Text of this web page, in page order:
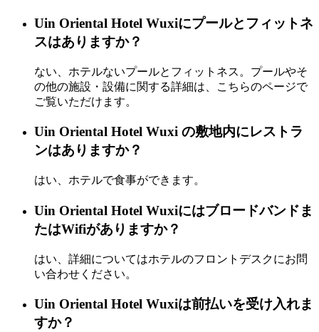
Uin Oriental Hotel Wuxiにプールとフィットネ
スはありますか？
ない、ホテルないプールとフィットネス。プールやそ
の他の施設・設備に関する詳細は、こちらのページで
ご覧いただけます。
Uin Oriental Hotel Wuxi の敷地内にレストラ
ンはありますか？
はい、ホテルで食事ができます。
Uin Oriental Hotel Wuxiにはブロードバンドま
たはWifiがありますか？
はい、詳細についてはホテルのフロントデスクにお問
い合わせください。
Uin Oriental Hotel Wuxiは前払いを受け入れま
すか？